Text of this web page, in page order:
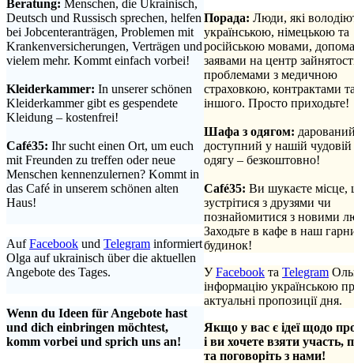
Beratung: Menschen, die Ukrainisch,
Deutsch und Russisch sprechen, helfen
bei Jobcenteranträgen, Problemen mit
Krankenversicherungen, Verträgen und
vielem mehr. Kommt einfach vorbei!
Kleiderkammer: In unserer schönen
Kleiderkammer gibt es gespendete
Kleidung – kostenfrei!
Café35: Ihr sucht einen Ort, um euch
mit Freunden zu treffen oder neue
Menschen kennenzulernen? Kommt in
das Café in unserem schönen alten
Haus!
AufFacebook und Telegram informiert
Olga auf ukrainisch über die aktuellen
Angebote des Tages.
Wenn du Ideen für Angebote hast
und dich einbringen möchtest,
komm vorbei und sprich uns an!
Порада: Люди, які
українською, німецькою та
російською мовами,
заявами на центр
проблемами з медичною
страховкою, контрактами
іншого. Просто приходьте!
Шафа з одягом:
доступний у нашій
одягу – безкоштовно!
Café35: Ви шукаєте місце,
зустрітися з друзями чи
познайомитися з новими
Заходьте в кафе в наш
будинок!
УFacebook та Telegram
інформацію українською
актуальні пропозиції дня.
Якщо у вас є ідеї щодо
і ви хочете взяти участь,
та поговоріть з нами!